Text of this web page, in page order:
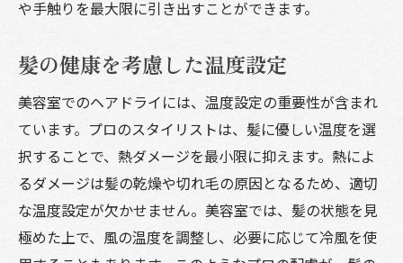
トリートメント効果を最大限に
カラーリングとの相性を重視
日常ケアを可能にする簡単テクニック
ヘアドライのプロ技術で髪の健康を守る美容室
のサービス
髪質改善プランの提供
毎日のケアをサポートする商品紹介
季節に応じたドライ技術の調整
や手触りを最大限に引き出すことができます。
髪の健康を考慮した温度設定
美容室でのヘアドライには、温度設定の重要性が含まれ
ています。プロのスタイリストは、髪に優しい温度を選
択することで、熱ダメージを最小限に抑えます。熱によ
るダメージは髪の乾燥や切れ毛の原因となるため、適切
な温度設定が欠かせません。美容室では、髪の状態を見
極めた上で、風の温度を調整し、必要に応じて冷風を使